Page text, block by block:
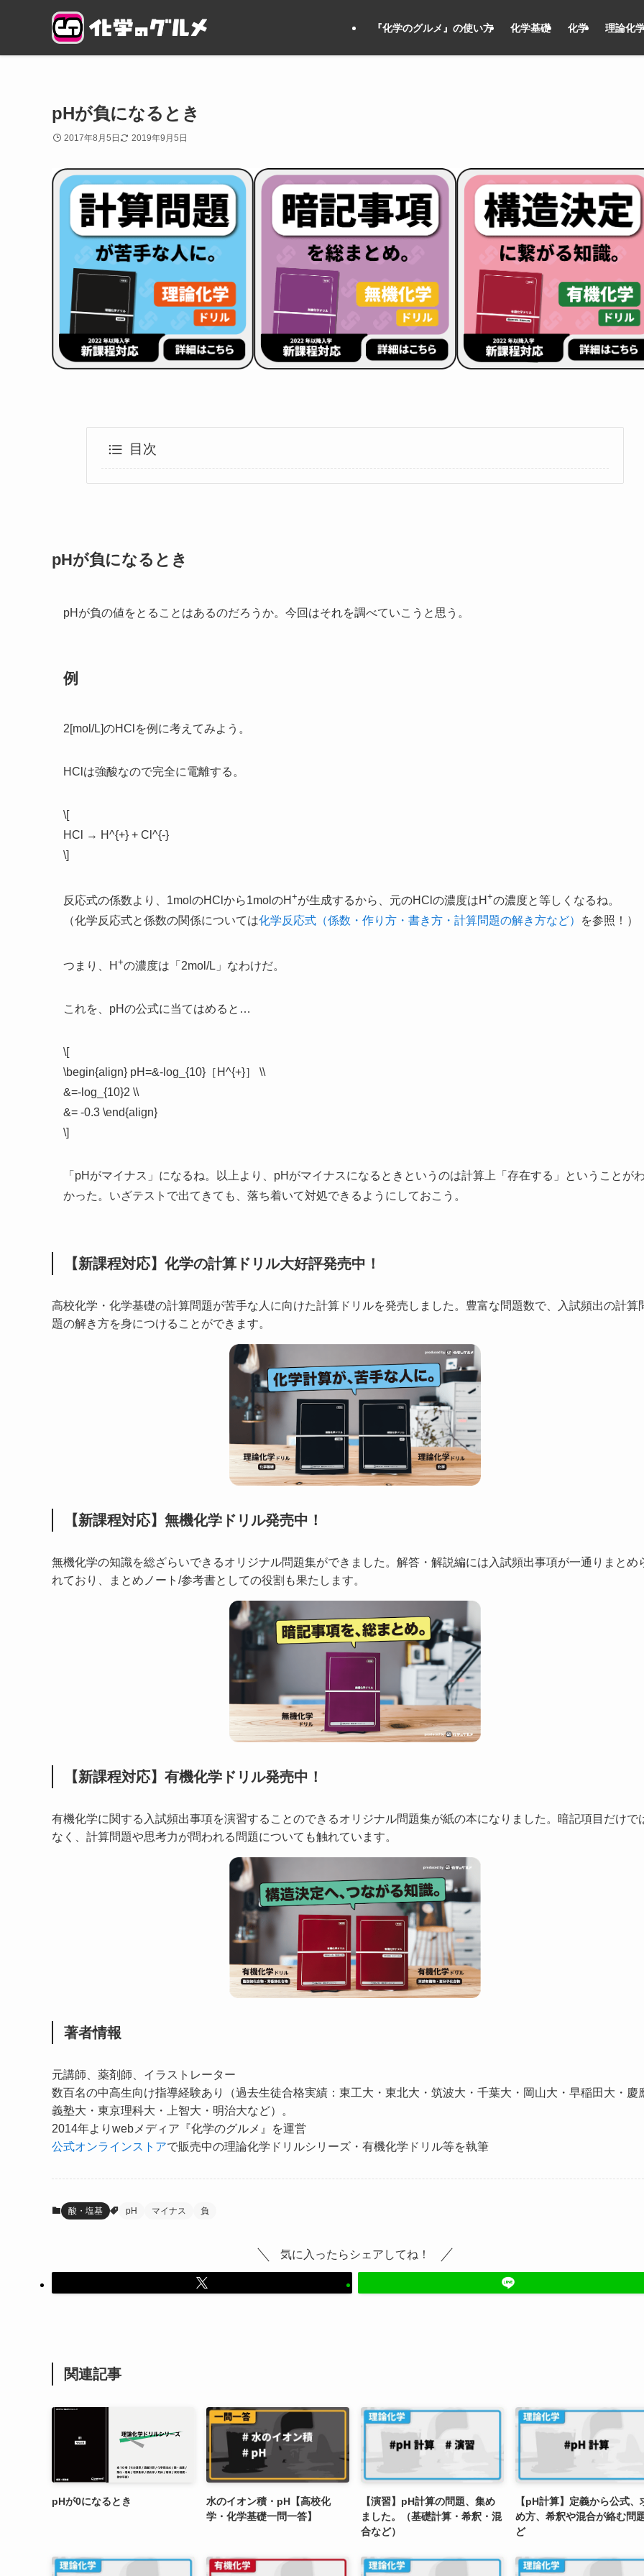
『化学のグルメ』の使い方 化学基礎 化学 理論化
pHが負になるとき
2017年8月5日 2019年9月5日
目次
pHが負になるとき
pHが負の値をとることはあるのだろうか。今回はそれを調べていこうと思う。
例
2[mol/L]のHClを例に考えてみよう。
HClは強酸なので完全に電離する。
\[
HCl → H^{+} + Cl^{-}
\]
反応式の係数より、1molのHClから1molのH +が生成するから、元のHClの濃度はH +の濃度と等しくなるね。
（化学反応式と係数の関係については化学反応式（係数・作り方・書き方・計算問題の解き方など） を参照！）
つまり、H +の濃度は「2mol/L」なわけだ。
これを、pHの公式に当てはめると…
\[
\begin{align} pH=&-log_{10}［H^{+}］ \\
&=-log_{10}2 \\
&= -0.3 \end{align}
\]
「pHがマイナス」になるね。以上より、pHがマイナスになるときというのは計算上「存在する」ということが
かった。いざテストで出てきても、落ち着いて対処できるようにしておこう。
【新課程対応】化学の計算ドリル大好評発売中！
高校化学・化学基礎の計算問題が苦手な人に向けた計算ドリルを発売しました。豊富な問題数で、入試頻出の計算
題の解き方を身につけることができます。
【新課程対応】無機化学ドリル発売中！
無機化学の知識を総ざらいできるオリジナル問題集ができました。解答・解説編には入試頻出事項が一通りまとめ
れており、まとめノート/参考書としての役割も果たします。
【新課程対応】有機化学ドリル発売中！
有機化学に関する入試頻出事項を演習することのできるオリジナル問題集が紙の本になりました。暗記項目だけで
なく、計算問題や思考力が問われる問題についても触れています。
著者情報
元講師、薬剤師、イラストレーター
数百名の中高生向け指導経験あり（過去生徒合格実績：東工大・東北大・筑波大・千葉大・岡山大・早稲田大・慶
義塾大・東京理科大・上智大・明治大など）。
2014年よりwebメディア『化学のグルメ』を運営
公式オンラインストアで販売中の理論化学ドリルシリーズ・有機化学ドリル等を執筆
酸・塩基 pH マイナス 負
気に入ったらシェアしてね！
関連記事
pHが0になるとき
水のイオン積・pH【高校化
学・化学基礎一問一答】
【演習】pH計算の問題、集め
ました。（基礎計算・希釈・混
合など）
【pH計算】定義から公式、
め方、希釈や混合が絡む問
ど